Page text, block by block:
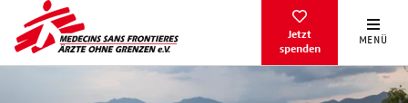
zum
Inhalt
Jetzt
spenden
MENÜ